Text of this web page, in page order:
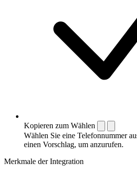
Kopieren zum Wählen
Wählen Sie eine Telefonnummer
einen Vorschlag, um anzurufen.
Merkmale der Integration